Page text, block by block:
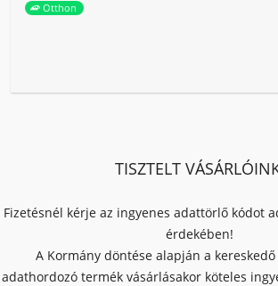
Otthon
TISZTELT
Fizetésnél kérje az ingyenes adattörlő kódot
érdekében!
A Kormány döntése alapján a
adathordozó termék vásárlásakor köteles